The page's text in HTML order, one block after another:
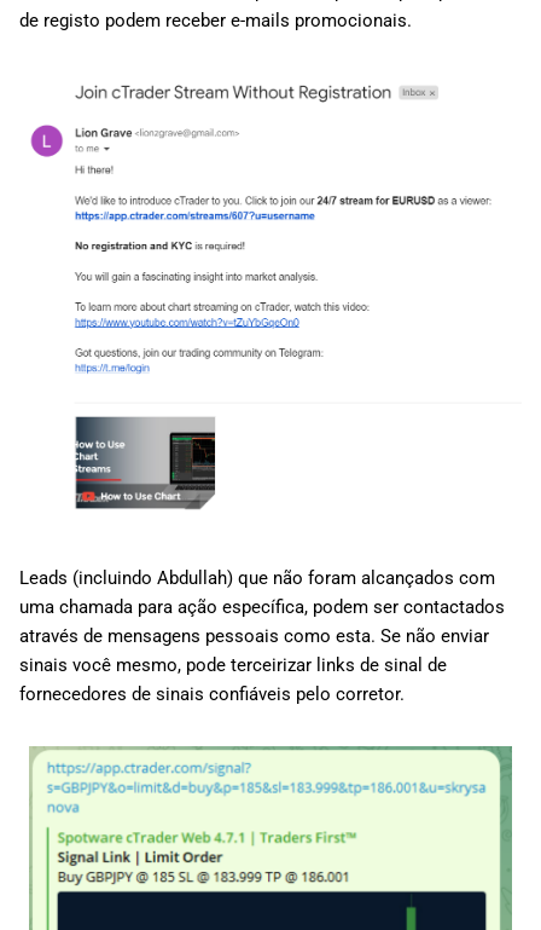
de registo podem receber e-mails promocionais.
Leads (incluindo Abdullah) que não foram alcançados com
uma chamada para ação específica, podem ser contactados
através de mensagens pessoais como esta. Se não enviar
sinais você mesmo, pode terceirizar links de sinal de
fornecedores de sinais confiáveis pelo corretor.